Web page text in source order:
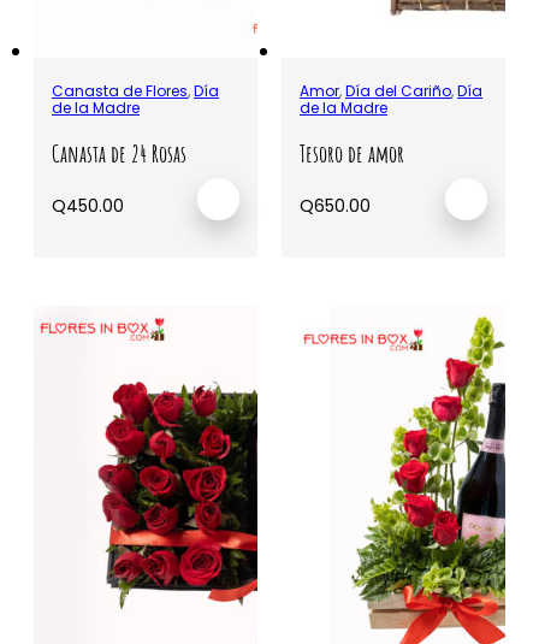
Canasta de Flores,Día
de la Madre
Canasta de 24 Rosas
Q450.00
Amor,Día del Cariño,Día
de la Madre
Tesoro de amor
Q650.00